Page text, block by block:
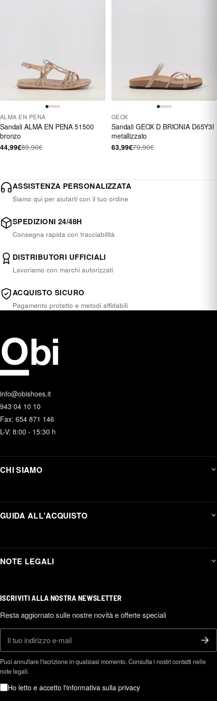
ALMA EN PENA
Sandali ALMA EN PENA 51500
bronzo
44,99€89,90€
GEOX
Sandali GEOX D BRIONIA D65Y3I
metallizzato
63,99€79,90€
ASSISTENZA PERSONALIZZATA
Siamo qui per aiutarti con il tuo ordine
SPEDIZIONI 24/48H
Consegna rapida con tracciabilità
DISTRIBUTORI UFFICIALI
Lavoriamo con marchi autorizzati
ACQUISTO SICURO
Pagamento protetto e metodi affidabili
info@obishoes.it
943 04 10 10
Fax: 654 871 146
L-V: 8:00 - 15:30 h
CHI SIAMO
GUIDA ALL'ACQUISTO
NOTE LEGALI
ISCRIVITI ALLA NOSTRA NEWSLETTER
Resta aggiornato sulle nostre novità e offerte speciali
Puoi annullare l'iscrizione in qualsiasi momento. Consulta i nostri contatti nelle
note legali.
Ho letto e accetto l'informativa sulla privacy